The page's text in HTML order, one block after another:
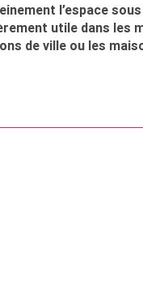
l’espace
utile dans les
de ville ou les